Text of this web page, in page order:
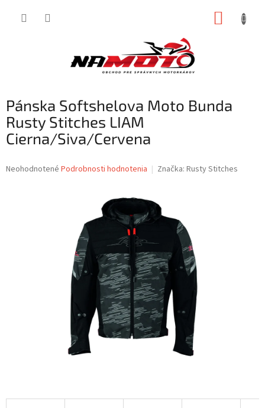
Pánska Softshelova Moto Bunda
Rusty Stitches LIAM
Cierna/Siva/Cervena
Priemerné
Neohodnotené Podrobnosti hodnotenia Značka: Rusty Stitches